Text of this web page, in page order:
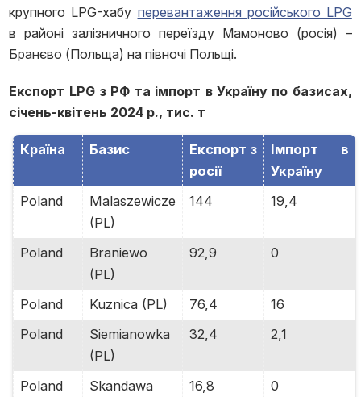
крупного LPG-хабу перевантаження російського LPG
в районі залізничного переїзду Мамоново (росія) –
Бранєво (Польща) на півночі Польщі.
Експорт LPG з РФ та імпорт в Україну по базисах,
січень-квітень 2024 р., тис. т
Країна Базис
Експорт з
росії
Імпорт в
Україну
Poland
Malaszewicze
(PL)
144 19,4
Poland
Braniewo
(PL)
92,9 0
Poland Kuznica (PL) 76,4
16
Poland
Siemianowka
(PL)
32,4 2,1
Poland Skandawa 16,8 0